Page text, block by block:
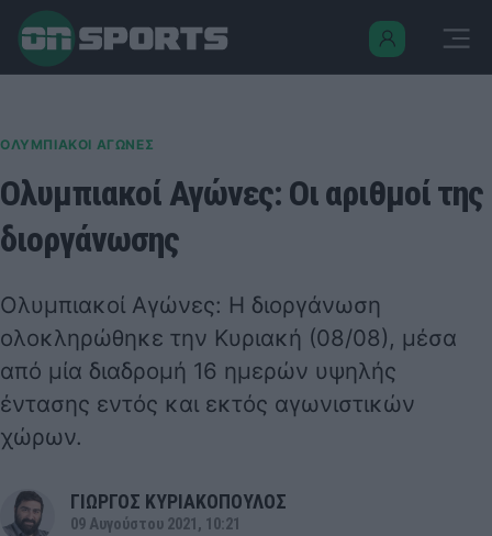
ΟΛΥΜΠΙΑΚΟΙ ΑΓΩΝΕΣ
Ολυμπιακοί Αγώνες: Οι αριθμοί της
διοργάνωσης
Ολυμπιακοί Αγώνες: Η διοργάνωση
ολοκληρώθηκε την Κυριακή (08/08), μέσα
από μία διαδρομή 16 ημερών υψηλής
έντασης εντός και εκτός αγωνιστικών
χώρων.
ΓΙΩΡΓΟΣ ΚΥΡΙΑΚΟΠΟΥΛΟΣ
09 Αυγούστου 2021, 10:21